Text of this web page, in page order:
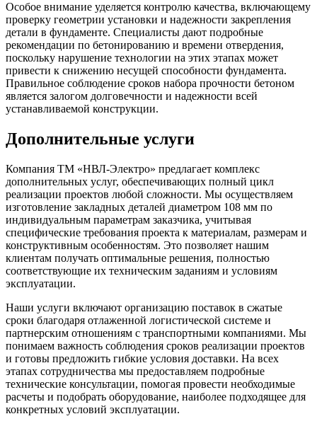
Особое внимание уделяется контролю качества, включающему
проверку геометрии установки и надежности закрепления
детали в фундаменте. Специалисты дают подробные
рекомендации по бетонированию и времени отвердения,
поскольку нарушение технологии на этих этапах может
привести к снижению несущей способности фундамента.
Правильное соблюдение сроков набора прочности бетоном
является залогом долговечности и надежности всей
устанавливаемой конструкции.
Дополнительные услуги
Компания ТМ «НВЛ-Электро» предлагает комплекс
дополнительных услуг, обеспечивающих полный цикл
реализации проектов любой сложности. Мы осуществляем
изготовление закладных деталей диаметром 108 мм по
индивидуальным параметрам заказчика, учитывая
специфические требования проекта к материалам, размерам и
конструктивным особенностям. Это позволяет нашим
клиентам получать оптимальные решения, полностью
соответствующие их техническим заданиям и условиям
эксплуатации.
Наши услуги включают организацию поставок в сжатые
сроки благодаря отлаженной логистической системе и
партнерским отношениям с транспортными компаниями. Мы
понимаем важность соблюдения сроков реализации проектов
и готовы предложить гибкие условия доставки. На всех
этапах сотрудничества мы предоставляем подробные
технические консультации, помогая провести необходимые
расчеты и подобрать оборудование, наиболее подходящее для
конкретных условий эксплуатации.